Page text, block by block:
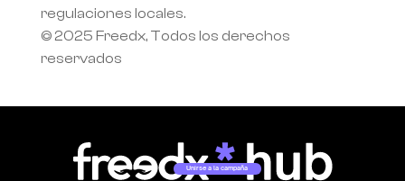
regulaciones locales.
© 2025 Freedx, Todos los derechos
reservados
Unirse a la campaña